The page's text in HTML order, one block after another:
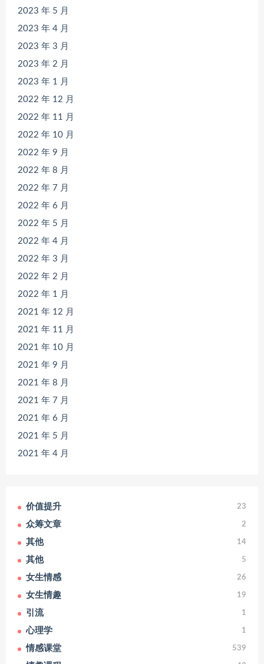
2023 年 5 月
2023 年 4 月
2023 年 3 月
2023 年 2 月
2023 年 1 月
2022 年 12 月
2022 年 11 月
2022 年 10 月
2022 年 9 月
2022 年 8 月
2022 年 7 月
2022 年 6 月
2022 年 5 月
2022 年 4 月
2022 年 3 月
2022 年 2 月
2022 年 1 月
2021 年 12 月
2021 年 11 月
2021 年 10 月
2021 年 9 月
2021 年 8 月
2021 年 7 月
2021 年 6 月
2021 年 5 月
2021 年 4 月
价值提升 23
众筹文章 2
其他 14
其他 5
女生情感 26
女生情趣 19
引流 1
心理学 1
情感课堂 539